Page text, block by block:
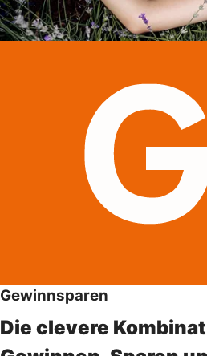
Gewinnsparen
Die clevere